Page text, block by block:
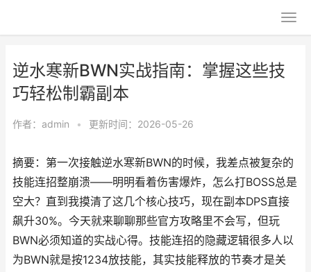
逆水寒新BWN实战指南：掌握这些技
巧轻松制霸副本
作者： admin • 更新时间：2026-05-26
摘要：第一次接触逆水寒新BWN的时候，我差点被复杂的
技能连招整崩溃——明明看着伤害爆炸，怎么打BOSS总是
空大？直到我摸清了这几个核心技巧，现在副本DPS直接
飙升30%。今天就来聊聊那些官方攻略里不会写，但玩
BWN必须知道的实战心得。技能连招的隐藏逻辑很多人以
为BWN就是按1234放技能，其实技能释放的节奏才是关